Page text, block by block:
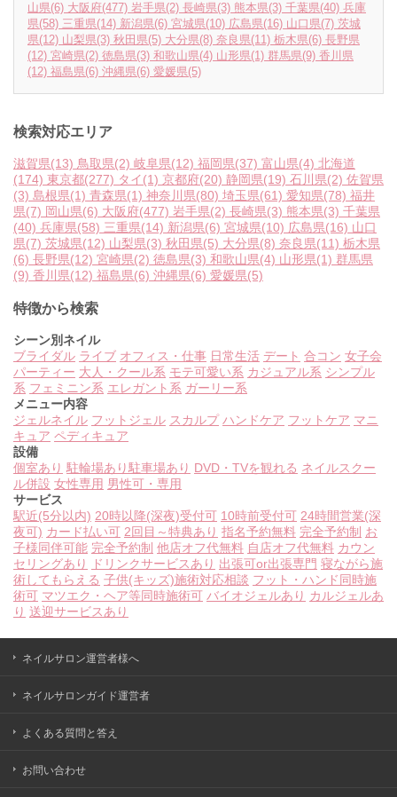
山県(6) 大阪府(477) 岩手県(2) 長崎県(3) 熊本県(3) 千葉県(40) 兵庫
県(58) 三重県(14) 新潟県(6) 宮城県(10) 広島県(16) 山口県(7) 茨城
県(12) 山梨県(3) 秋田県(5) 大分県(8) 奈良県(11) 栃木県(6) 長野県
(12) 宮崎県(2) 徳島県(3) 和歌山県(4) 山形県(1) 群馬県(9) 香川県
(12) 福島県(6) 沖縄県(6) 愛媛県(5)
検索対応エリア
滋賀県(13) 鳥取県(2) 岐阜県(12) 福岡県(37) 富山県(4) 北海道
(174) 東京都(277) タイ(1) 京都府(20) 静岡県(19) 石川県(2) 佐賀県
(3) 島根県(1) 青森県(1) 神奈川県(80) 埼玉県(61) 愛知県(78) 福井
県(7) 岡山県(6) 大阪府(477) 岩手県(2) 長崎県(3) 熊本県(3) 千葉県
(40) 兵庫県(58) 三重県(14) 新潟県(6) 宮城県(10) 広島県(16) 山口
県(7) 茨城県(12) 山梨県(3) 秋田県(5) 大分県(8) 奈良県(11) 栃木県
(6) 長野県(12) 宮崎県(2) 徳島県(3) 和歌山県(4) 山形県(1) 群馬県
(9) 香川県(12) 福島県(6) 沖縄県(6) 愛媛県(5)
特徴から検索
シーン別ネイル
ブライダル ライブ オフィス・仕事 日常生活 デート 合コン 女子会
パーティー 大人・クール系 モテ可愛い系 カジュアル系 シンプル
系 フェミニン系 エレガント系 ガーリー系
メニュー内容
ジェルネイル フットジェル スカルプ ハンドケア フットケア マニ
キュア ペディキュア
設備
個室あり 駐輪場あり駐車場あり DVD・TVを観れる ネイルスクー
ル併設 女性専用 男性可・専用
サービス
駅近(5分以内) 20時以降(深夜)受付可 10時前受付可 24時間営業(深
夜可) カード払い可 2回目～特典あり 指名予約無料 完全予約制 お
子様同伴可能 完全予約制 他店オフ代無料 自店オフ代無料 カウン
セリングあり
ドリンクサービスあり 出張可or出張専門 寝ながら施
術してもらえる 子供(キッズ)施術対応相談 フット・ハンド同時施
術可 マツエク・ヘア等同時施術可 バイオジェルあり カルジェルあ
り 送迎サービスあり
ネイルサロン運営者様へ
ネイルサロンガイド運営者
よくある質問と答え
お問い合わせ